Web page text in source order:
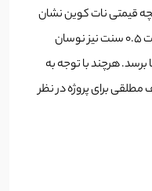
قیمتی نات کوین نشان
می‌دهد که این توکن تا مدت‌ها در قیمت 0.5 سنت نیز نوسان
هرچند با توجه به
برای پروژه در نظر